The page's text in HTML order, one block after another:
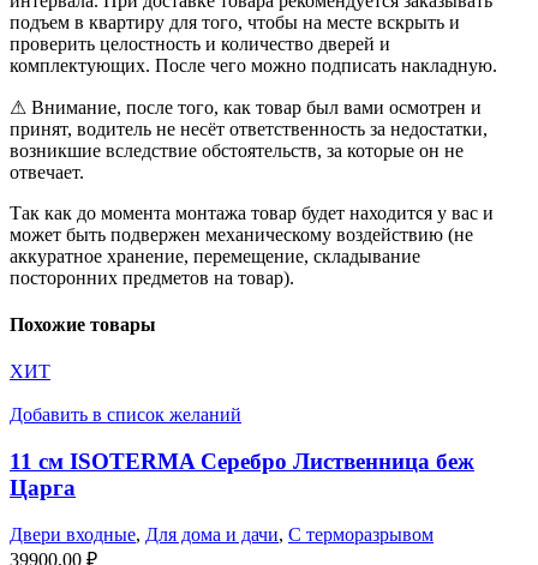
подъем в квартиру для того, чтобы на месте вскрыть и
проверить целостность и количество дверей и
комплектующих. После чего можно подписать накладную.
⚠ Внимание, после того, как товар был вами осмотрен и
принят, водитель не несёт ответственность за недостатки,
возникшие вследствие обстоятельств, за которые он не
отвечает.
Так как до момента монтажа товар будет находится у вас и
может быть подвержен механическому воздействию (не
аккуратное хранение, перемещение, складывание
посторонних предметов на товар).
Похожие товары
ХИТ
Добавить в список желаний
11 см ISOTERMA Серебро Лиственница беж
Царга
Двери входные, Для дома и дачи, С терморазрывом
39900,00 ₽